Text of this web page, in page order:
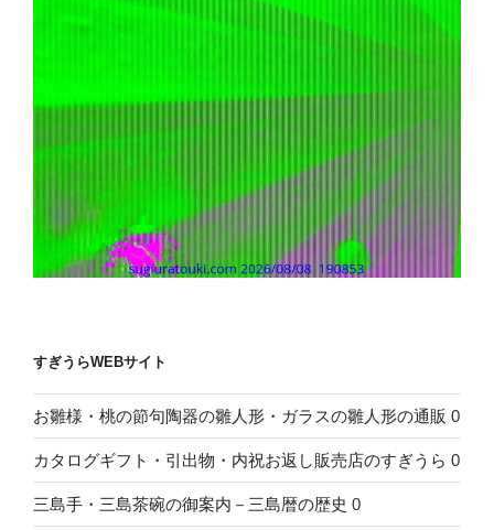
すぎうらWEBサイト
お雛様・桃の節句陶器の雛人形・ガラスの雛人形の通販 0
カタログギフト・引出物・内祝お返し販売店のすぎうら 0
三島手・三島茶碗の御案内－三島暦の歴史 0